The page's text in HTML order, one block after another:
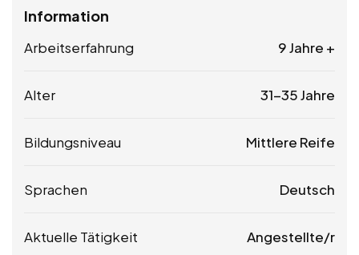
Information
Arbeitserfahrung 9 Jahre +
Alter 31-35 Jahre
Bildungsniveau Mittlere Reife
Sprachen Deutsch
Aktuelle Tätigkeit Angestellte/r